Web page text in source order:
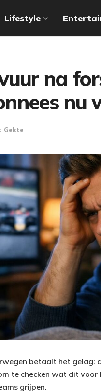
Lifestyle
na
nu
Gekte
betaalt het gelag:
te checken wat dit
grijpen.